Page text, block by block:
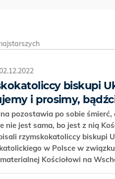
biskupi
i prosimy,
pozostawia po sobie
nie jest sama, bo jest z nią
rzymskokatoliccy biskupi
w Polsce w
Kościołowi na